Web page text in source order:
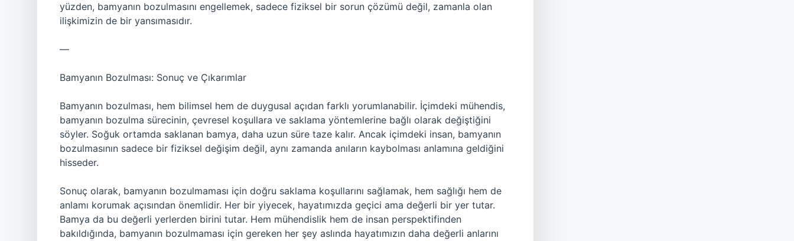
yüzden, bamyanın bozulmasını engellemek, sadece fiziksel bir sorun çözümü değil, zamanla olan
ilişkimizin de bir yansımasıdır.
—
Bamyanın Bozulması: Sonuç ve Çıkarımlar
Bamyanın bozulması, hem bilimsel hem de duygusal açıdan farklı yorumlanabilir. İçimdeki mühendis,
bamyanın bozulma sürecinin, çevresel koşullara ve saklama yöntemlerine bağlı olarak değiştiğini
söyler. Soğuk ortamda saklanan bamya, daha uzun süre taze kalır. Ancak içimdeki insan, bamyanın
bozulmasının sadece bir fiziksel değişim değil, aynı zamanda anıların kaybolması anlamına geldiğini
hisseder.
Sonuç olarak, bamyanın bozulmaması için doğru saklama koşullarını sağlamak, hem sağlığı hem de
anlamı korumak açısından önemlidir. Her bir yiyecek, hayatımızda geçici ama değerli bir yer tutar.
Bamya da bu değerli yerlerden birini tutar. Hem mühendislik hem de insan perspektifinden
bakıldığında, bamyanın bozulmaması için gereken her şey aslında hayatımızın daha değerli anlarını